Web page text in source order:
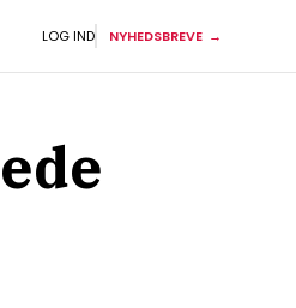
LOG IND NYHEDSBREVE